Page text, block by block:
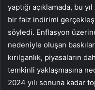
yaptığı açıklamada, bu
bir faiz indirimi
söyledi. Enflasyon
nedeniyle oluşan
kırılganlık, piyasaların
temkinli yaklaşmasına
2024 yılı sonuna kadar